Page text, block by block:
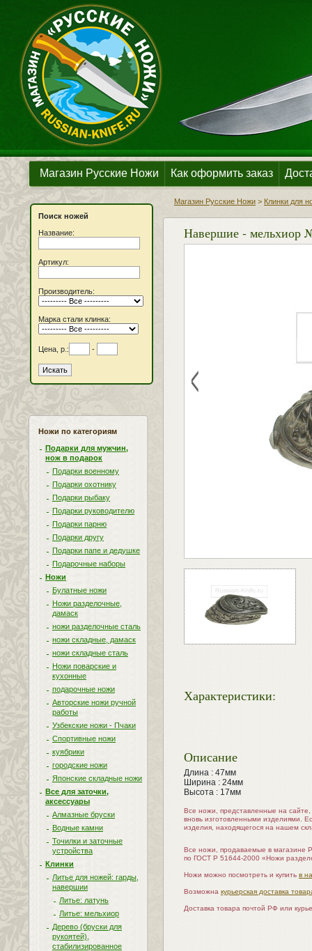
Магазин Русские Ножи Как оформить заказ
Поиск ножей
Название:
Артикул:
Производитель:
Марка стали клинка:
Цена, р.: -
Ножи по категориям
Подарки для мужчин,
нож в подарок
Подарки военному
Подарки охотнику
Подарки рыбаку
Подарки руководителю
Подарки парню
Подарки другу
Подарки папе и дедушке
Подарочные наборы
Ножи
Булатные ножи
Ножи разделочные,
дамаск
ножи разделочные сталь
ножи складные, дамаск
ножи складные сталь
Ножи поварские и
кухонные
подарочные ножи
Авторские ножи ручной
работы
Узбекские ножи - Пчаки
Спортивные ножи
куябрики
городские ножи
Японские складные ножи
Все для заточки,
аксессуары
Алмазные бруски
Водные камни
Точилки и заточные
устройства
Клинки
Литье для ножей: гарды,
навершии
Литье: латунь
Литье: мельхиор
Дерево (бруски для
рукоятей),
стабилизированное
Магазин Русские Ножи > Клинки для
Навершие - мельхиор
<
Характеристики:
Описание
Длина : 47мм
Ширина : 24мм
Высота : 17мм
Все ножи, представленные на
вновь изготовленными изделиями.
изделия, находящегося на нашем
Все ножи, продаваемые в магазине
по ГОСТ Р 51644-2000 «Ножи
Ножи можно посмотреть и купить в
Возможна курьерская доставка
Доставка товара почтой РФ или